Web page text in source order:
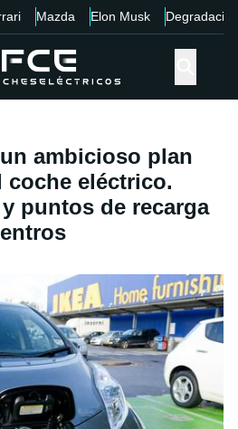
Mazda Elon Musk Degradación
ambicioso plan
coche eléctrico.
puntos de recarga